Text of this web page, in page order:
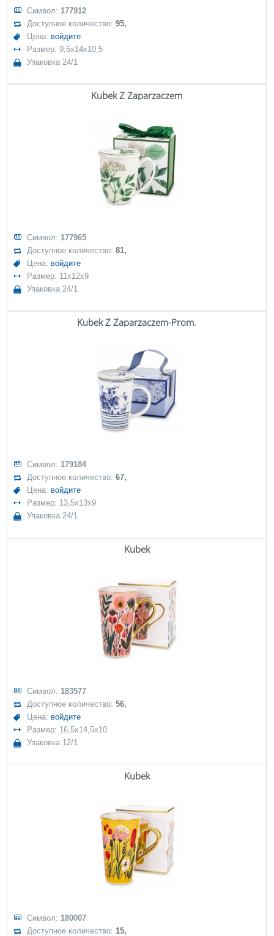
Символ: 177912
Доступное количество:95,
Цена: войдите
Размер: 9,5x14x10,5
Упаковка 24/1
Kubek Z Zaparzaczem
Символ: 177965
Доступное количество:81,
Цена: войдите
Размер: 11x12x9
Упаковка 24/1
Kubek Z Zaparzaczem-Prom.
Символ: 179184
Доступное количество:67,
Цена: войдите
Размер: 13,5x13x9
Упаковка 24/1
Kubek
Символ: 183577
Доступное количество:56,
Цена: войдите
Размер: 16,5x14,5x10
Упаковка 12/1
Kubek
Символ: 180007
Доступное количество:15,